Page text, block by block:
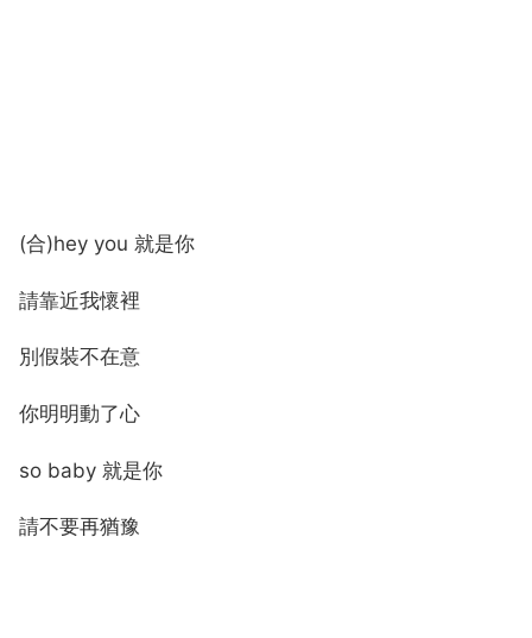
(合)hey you 就是你
請靠近我懷裡
別假裝不在意
你明明動了心
so baby 就是你
請不要再猶豫